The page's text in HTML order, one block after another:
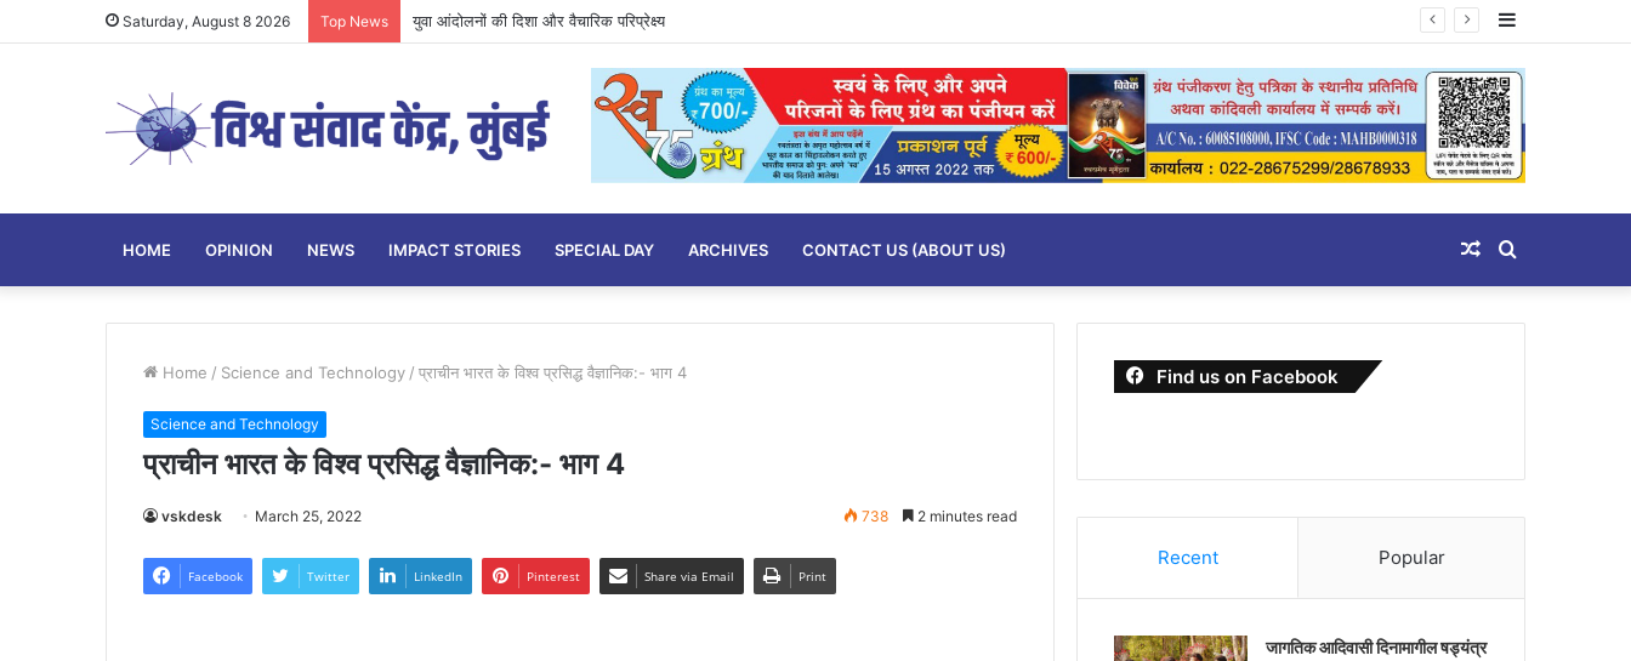
Saturday, August 8 2026 Top News युवा आंदोलनों की दिशा और वैचारिक परिप्रेक्ष्य Sidebar
HOME OPINION NEWS IMPACT STORIES SPECIAL DAY ARCHIVES CONTACT US (ABOUT US) Search
for
Random
Article
Home / Science and Technology / प्राचीन भारत के विश्व प्रसिद्ध वैज्ञानिक:- भाग 4
Science and Technology
प्राचीन भारत के विश्व प्रसिद्ध वैज्ञानिक:- भाग 4
vskdesk March 25, 2022 738 2 minutes read
Facebook Twitter LinkedIn Pinterest Share via Email Print
Find us on Facebook
Recent Popular
जागतिक आदिवासी दिनामागील षड्यंत्र